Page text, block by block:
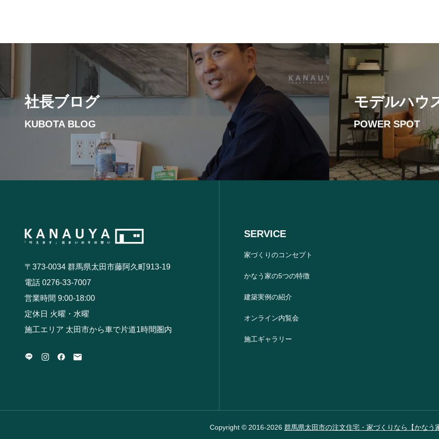
社長ブログ
KUBOTA BLOG
モデルハウ
POWER SPOT
〒373-0034 群馬県太田市藤阿久町913-19
電話 0276-33-7007
営業時間 9:00-18:00
定休日 火曜・水曜
施工エリア 太田市から車で片道1時間圏内
SERVICE
家づくりのコンセプト
かなう家の5つの特徴
建築実例の紹介
オンライン内覧会
施工ギャラリー
Copyright © 2016-2026 群馬県太田市の注文住宅・家づくりなら【かなう